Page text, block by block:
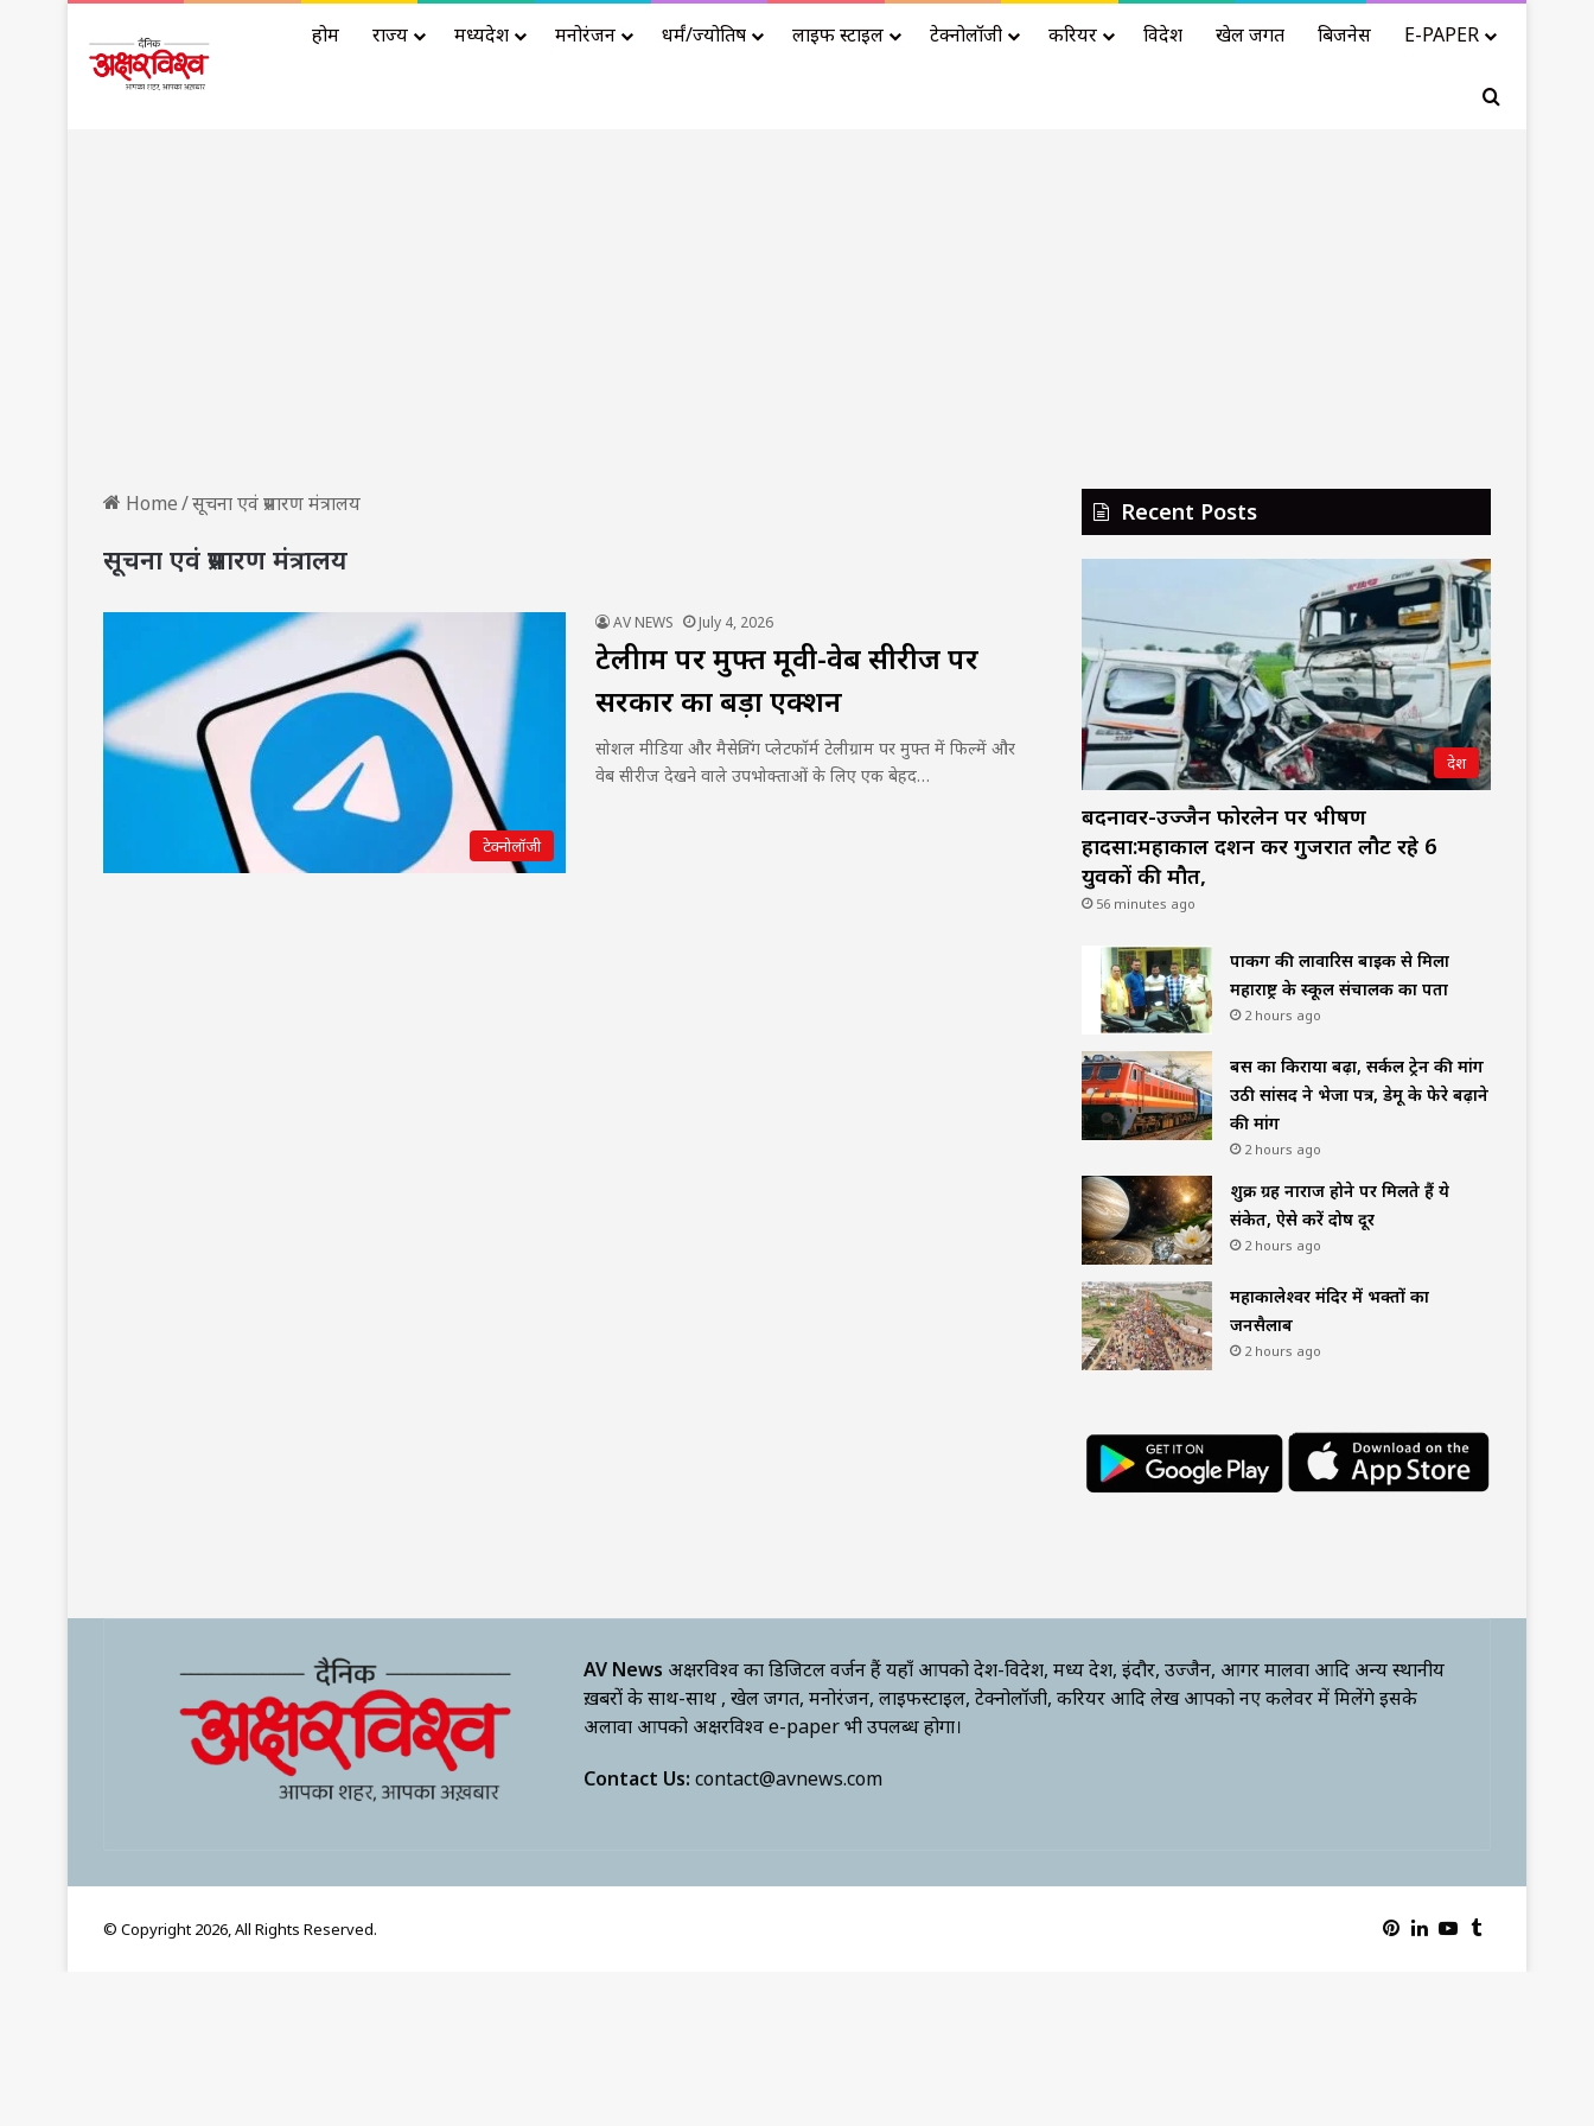
होम राज्य मध्यप्रदेश मनोरंजन धर्मं/ज्योतिष लाइफ स्टाइल टेक्नोलॉजी करियर विदेश खेल जगत बिजनेस E-PAPER
Search for
Home/सूचना एवं प्रसारण मंत्रालय
सूचना एवं प्रसारण मंत्रालय
टेक्नोलॉजी
AV NEWS July 4, 2026
टेलीग्राम पर मुफ्त मूवी-वेब सीरीज पर
सरकार का बड़ा एक्शन
सोशल मीडिया और मैसेजिंग प्लेटफॉर्म टेलीग्राम पर मुफ्त में फिल्में और
वेब सीरीज देखने वाले उपभोक्ताओं के लिए एक बेहद…
Recent Posts
देश
बदनावर-उज्जैन फोरलेन पर भीषण
हादसा:महाकाल दर्शन कर गुजरात लौट रहे 6
युवकों की मौत,
56 minutes ago
पार्किंग की लावारिस बाइक से मिला
महाराष्ट्र के स्कूल संचालक का पता
2 hours ago
बस का किराया बढ़ा, सर्कल ट्रेन की मांग
उठी सांसद ने भेजा पत्र, डेमू के फेरे बढ़ाने
की मांग
2 hours ago
शुक्र ग्रह नाराज होने पर मिलते हैं ये
संकेत, ऐसे करें दोष दूर
2 hours ago
महाकालेश्वर मंदिर में भक्तों का
जनसैलाब
2 hours ago
AV News अक्षरविश्व का डिजिटल वर्जन हैं यहाँ आपको देश-विदेश, मध्य प्रदेश, इंदौर, उज्जैन, आगर मालवा आदि अन्य स्थानीय
ख़बरों के साथ-साथ , खेल जगत, मनोरंजन, लाइफस्टाइल, टेक्नोलॉजी, करियर आदि लेख आपको नए कलेवर में मिलेंगे इसके
अलावा आपको अक्षरविश्व e-paper भी उपलब्ध होगा।
Contact Us: contact@avnews.com
© Copyright 2026, All Rights Reserved. Pinterest
LinkedIn
YouTube